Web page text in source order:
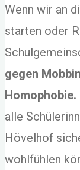
Wenn wir an
starten oder
gegen
Homophobie.
alle
Hövelhof
wohlfühlen